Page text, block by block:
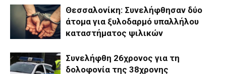
Θεσσαλονίκη: Συνελήφθησαν δύο
άτομα για ξυλοδαρμό υπαλλήλου
καταστήματος ψιλικών
Συνελήφθη 26χρονος για τη
δολοφονία της 38χρονης